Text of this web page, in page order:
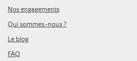
Nos engagements
Qui sommes-nous ?
Le blog
FAQ